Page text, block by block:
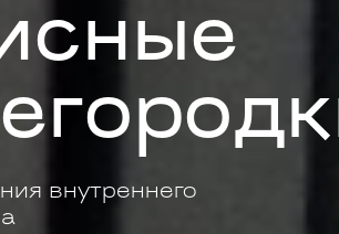
внутреннего